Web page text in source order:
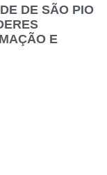
DE SÃO PIO
E